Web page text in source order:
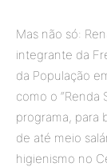
Mas não só:
integrante da
da População
como o “Renda
programa, para
de até meio
higienismo no